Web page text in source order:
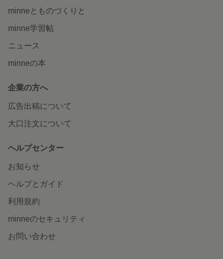
minneとものづくりと
minne学習帖
ニュース
minneの本
企業の方へ
広告出稿について
大口注文について
ヘルプセンター
お知らせ
ヘルプとガイド
利用規約
minneのセキュリティ
お問い合わせ